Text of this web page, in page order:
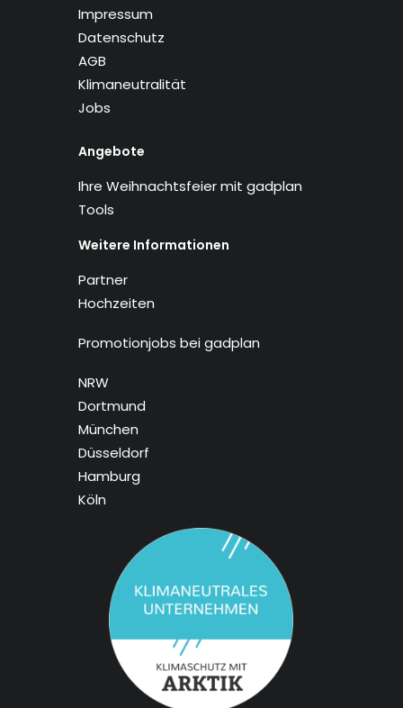
Impressum
Datenschutz
AGB
Klimaneutralität
Jobs
Angebote
Ihre Weihnachtsfeier mit gadplan
Tools
Weitere Informationen
Partner
Hochzeiten
Promotionjobs bei gadplan
NRW
Dortmund
München
Düsseldorf
Hamburg
Köln